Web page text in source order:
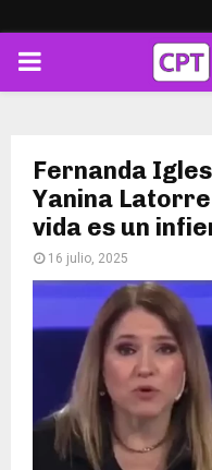
PRIMARY
Fernanda
Yanina
vida es un
16 julio, 2025